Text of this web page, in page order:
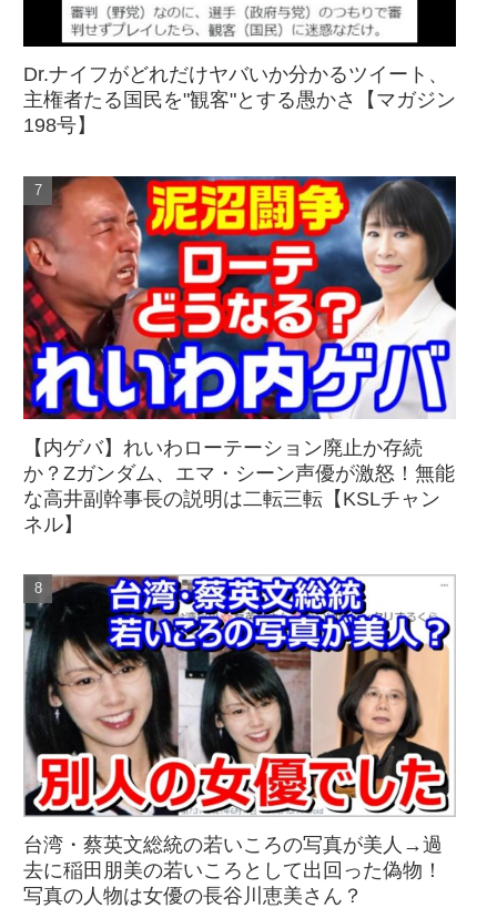
Dr.ナイフがどれだけヤバいか分かるツイート、
主権者たる国民を"観客"とする愚かさ【マガジン
198号】
【内ゲバ】れいわローテーション廃止か存続
か？Zガンダム、エマ・シーン声優が激怒！無能
な高井副幹事長の説明は二転三転【KSLチャン
ネル】
台湾・蔡英文総統の若いころの写真が美人→過
去に稲田朋美の若いころとして出回った偽物！
写真の人物は女優の長谷川恵美さん？